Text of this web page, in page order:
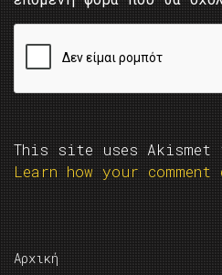
This site uses Akismet
Learn how your
Αρχική